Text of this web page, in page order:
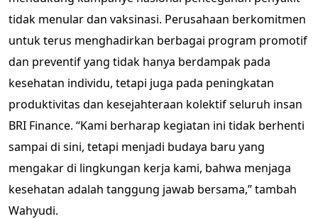
tidak menular dan vaksinasi. Perusahaan berkomitmen
untuk terus menghadirkan berbagai program promotif
dan preventif yang tidak hanya berdampak pada
kesehatan individu, tetapi juga pada peningkatan
produktivitas dan kesejahteraan kolektif seluruh insan
BRI Finance. “Kami berharap kegiatan ini tidak berhenti
sampai di sini, tetapi menjadi budaya baru yang
mengakar di lingkungan kerja kami, bahwa menjaga
kesehatan adalah tanggung jawab bersama,” tambah
Wahyudi.